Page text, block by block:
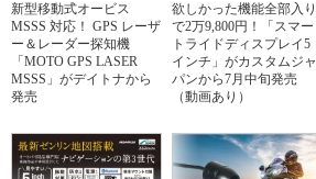
新型移動式オービス
MSSS 対応！ GPS レーザ
ー＆レーダー探知機
「MOTO GPS LASER
MSSS」がデイトナから
発売
欲しかった機能全部入り
で2万9,800円！「スマー
トライドディスプレイ5
インチ」がカスタムジャ
パンから7月中旬発売
（動画あり）